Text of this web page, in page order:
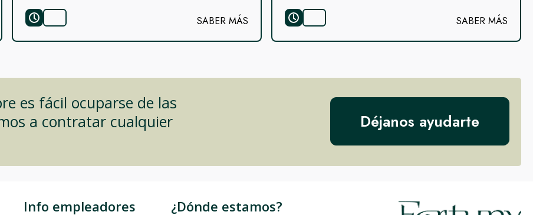
SABER MÁS SABER MÁS
es fácil ocuparse de las
a contratar cualquier
Déjanos ayudarte
Info empleadores ¿Dónde estamos?